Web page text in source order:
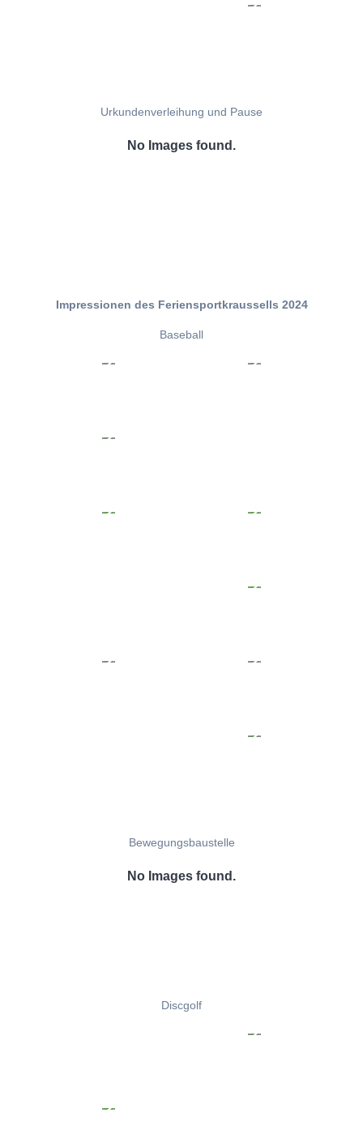
Urkundenverleihung und Pause
No Images found.
Impressionen des Feriensportkraussells 2024
Baseball
Bewegungsbaustelle
No Images found.
Discgolf